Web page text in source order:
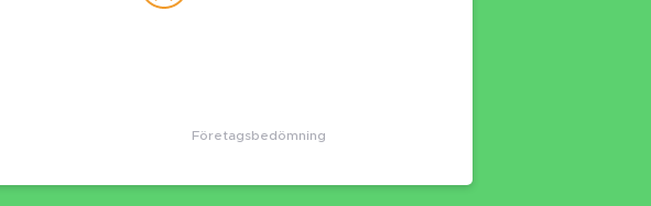
Företagsbedömning